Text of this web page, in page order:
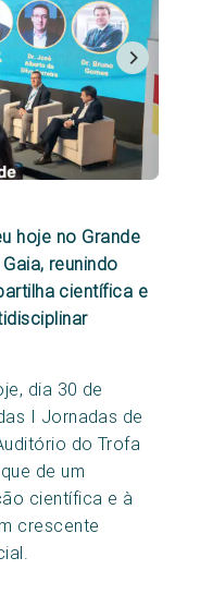
hoje no Grande
reunindo
científica e
dia 30 de
I Jornadas de
do Trofa
de um
científica e à
crescente